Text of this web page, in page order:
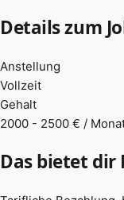
Details zum
Anstellung
Vollzeit
Gehalt
2000 - 2500 € /
Das bietet dir